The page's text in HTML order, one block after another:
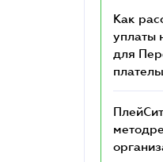
Как
уплаты
для